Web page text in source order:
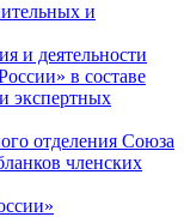
и
и деятельности
в составе
экспертных
отделения Союза
членских